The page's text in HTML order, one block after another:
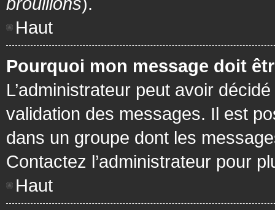
Haut
Pourquoi mon message doit
L’administrateur peut avoir
validation des messages. Il est
dans un groupe dont les
Contactez l’administrateur pour
Haut